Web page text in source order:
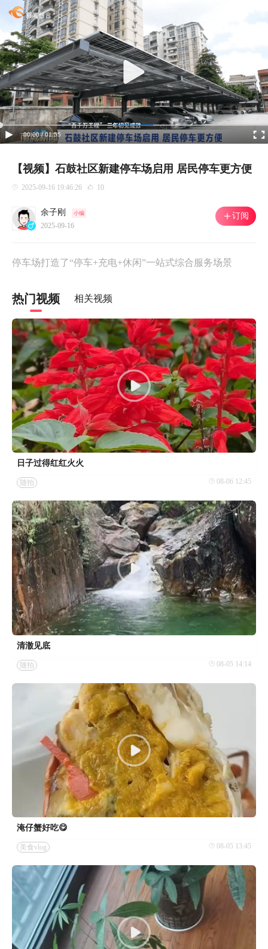
00:00 / 01:55
【视频】石鼓社区新建停车场启用 居民停车更方便
2025-09-16 19:46:26 10
余子刚 小编
2025-09-16
订阅
停车场打造了“停车+充电+休闲”一站式综合服务场景
热门视频 相关视频
日子过得红红火火
随拍 08-06 12:45
清澈见底
随拍 08-05 14:14
淹仔蟹好吃😋
美食vlog 08-05 13:45